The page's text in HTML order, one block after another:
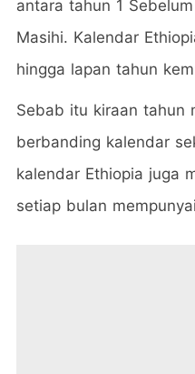
antara tahun 1
Masihi. Kalendar
hingga lapan tahun
Sebab itu kiraan tahun
berbanding kalendar
kalendar Ethiopia juga
setiap bulan